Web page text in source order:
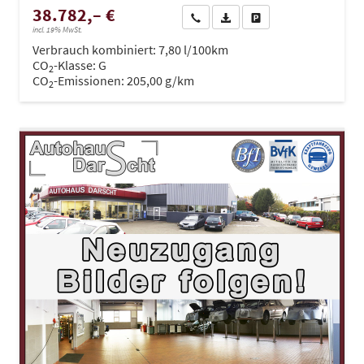
38.782,– €
incl. 19% MwSt.
Wir rufen Sie anPDF-Datei, Fahrzeugexposé
Verbrauch kombiniert: 7,80 l/100km
CO2-Klasse: G
CO2-Emissionen: 205,00 g/km